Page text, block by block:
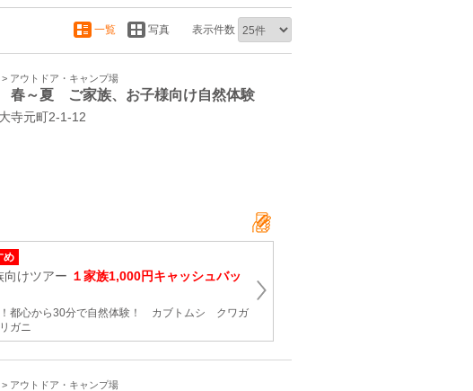
一覧 写真 表示件数
アウトドア・キャンプ場
春～夏 ご家族、お子様向け自然体験
寺元町2-1-12
め
向けツアー １家族1,000円キャッシュバッ
都心から30分で自然体験！ カブトムシ クワガ
ガニ
アウトドア・キャンプ場